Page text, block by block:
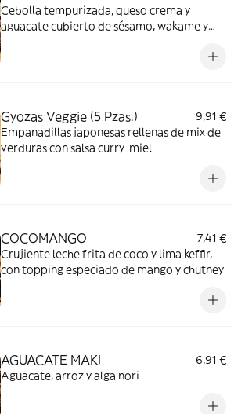
Cebolla tempurizada, queso crema y
aguacate cubierto de sésamo, wakame y
Gyozas Veggie (5 Pzas.)
9,91 €
Empanadillas japonesas rellenas de mix de
verduras con salsa curry-miel
COCOMANGO
7,41 €
Crujiente leche frita de coco y lima keffir,
con topping especiado de mango y chutney
AGUACATE MAKI
6,91 €
Aguacate, arroz y alga nori